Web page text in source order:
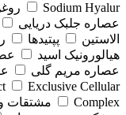
Sodium Hyalur
عصاره جلبک دریایی
الاستین
پپتیدها
هیالورونیک اسید
عصاره مریم گلی
Exclusive Cellular
Complex
مشتقات